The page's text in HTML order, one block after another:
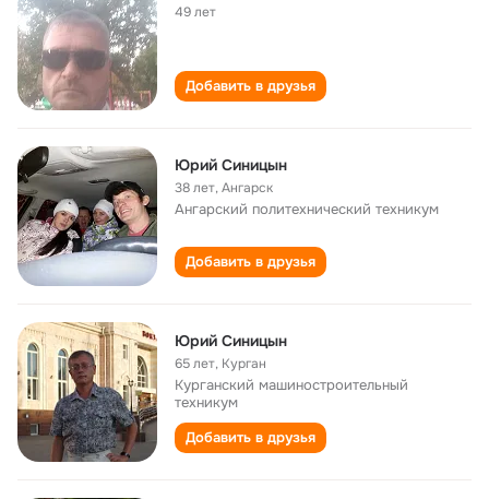
49 лет
Добавить в друзья
Юрий Синицын
38 лет,Ангарск
Ангарский политехнический техникум
Добавить в друзья
Юрий Синицын
65 лет, Курган
Курганский машиностроительный
техникум
Добавить в друзья